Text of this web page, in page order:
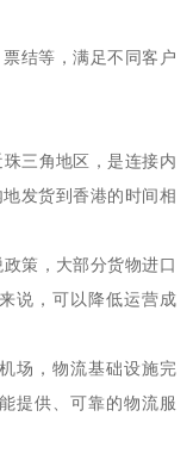
结等，满足不同客户
三角地区，是连接内
发货到香港的时间相
策，大部分货物进口
说，可以降低运营成
场，物流基础设施完
提供、可靠的物流服